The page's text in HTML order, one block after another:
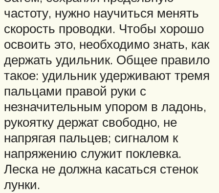
частоту, нужно научиться менять
ско­рость проводки. Чтобы хорошо
освоить это, необходимо знать, как
держать удильник. Общее правило
такое: удильник удерживают тремя
пальцами правой руки с
незначительным упором в ладонь,
рукоятку держат свободно, не
напрягая пальцев; сигналом к
напряже­нию служит поклевка.
Леска не должна касаться стенок
лунки.